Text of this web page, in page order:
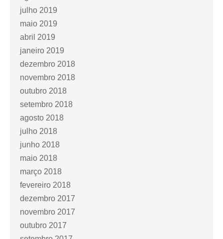
julho 2019
maio 2019
abril 2019
janeiro 2019
dezembro 2018
novembro 2018
outubro 2018
setembro 2018
agosto 2018
julho 2018
junho 2018
maio 2018
março 2018
fevereiro 2018
dezembro 2017
novembro 2017
outubro 2017